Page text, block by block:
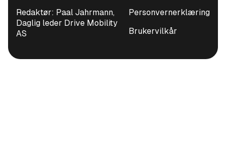
Redaktør: Paal Jahrmann,
Daglig leder Drive Mobility
AS
Personvernerklæring
Brukervilkår